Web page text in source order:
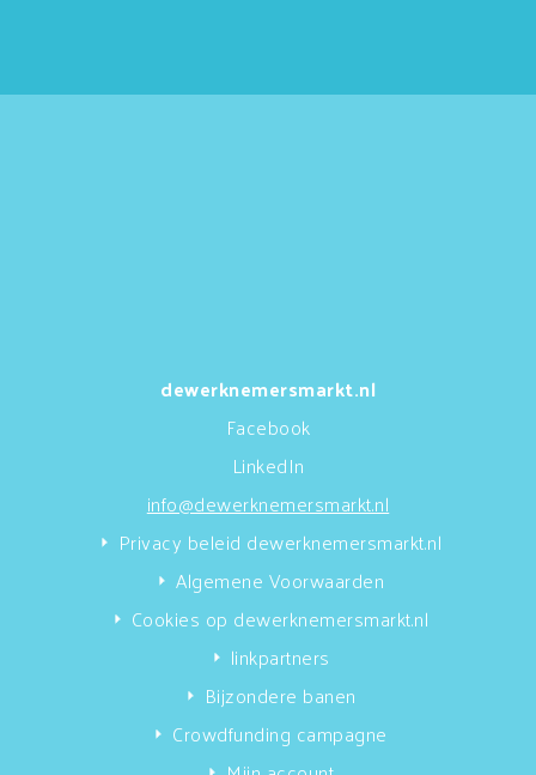
dewerknemersmarkt.nl
Facebook
LinkedIn
info@dewerknemersmarkt.nl
Privacy beleid dewerknemersmarkt.nl
Algemene Voorwaarden
Cookies op dewerknemersmarkt.nl
linkpartners
Bijzondere banen
Crowdfunding campagne